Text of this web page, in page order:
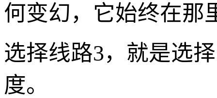
何变幻，它始终在那
选择线路3，就是选
度。